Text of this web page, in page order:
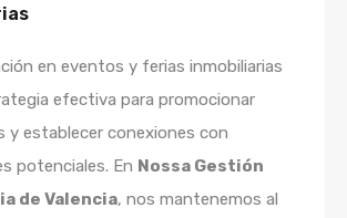
en eventos y ferias inmobiliarias
efectiva para promocionar
y establecer conexiones con
potenciales. En Nossa Gestión
de Valencia, nos mantenemos al